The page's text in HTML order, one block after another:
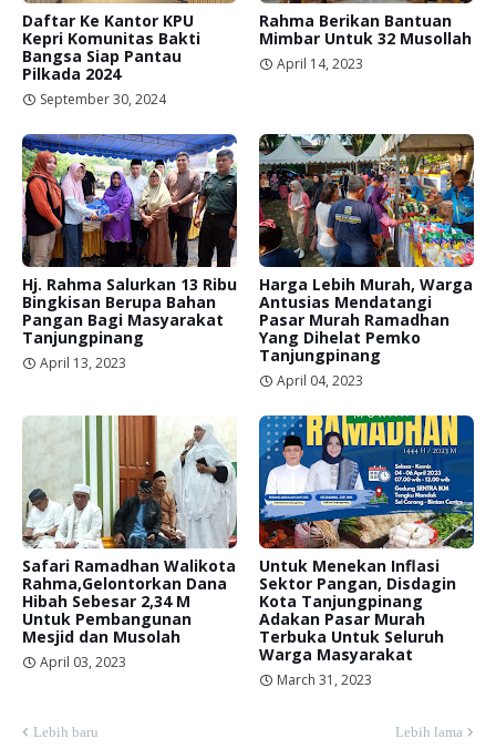
Daftar Ke Kantor KPU
Kepri Komunitas Bakti
Bangsa Siap Pantau
Pilkada 2024
September 30, 2024
Rahma Berikan Bantuan
Mimbar Untuk 32 Musollah
April 14, 2023
Hj. Rahma Salurkan 13 Ribu
Bingkisan Berupa Bahan
Pangan Bagi Masyarakat
Tanjungpinang
April 13, 2023
Harga Lebih Murah, Warga
Antusias Mendatangi
Pasar Murah Ramadhan
Yang Dihelat Pemko
Tanjungpinang
April 04, 2023
Safari Ramadhan Walikota
Rahma,Gelontorkan Dana
Hibah Sebesar 2,34 M
Untuk Pembangunan
Mesjid dan Musolah
April 03, 2023
Untuk Menekan Inflasi
Sektor Pangan, Disdagin
Kota Tanjungpinang
Adakan Pasar Murah
Terbuka Untuk Seluruh
Warga Masyarakat
March 31, 2023
Lebih baru Lebih lama